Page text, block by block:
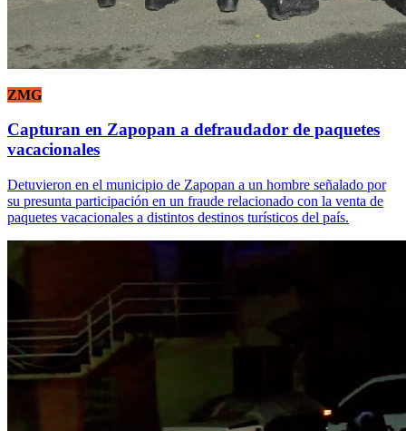
ZMG
Capturan en Zapopan a defraudador de paquetes
vacacionales
Detuvieron en el municipio de Zapopan a un hombre señalado por
su presunta participación en un fraude relacionado con la venta de
paquetes vacacionales a distintos destinos turísticos del país.